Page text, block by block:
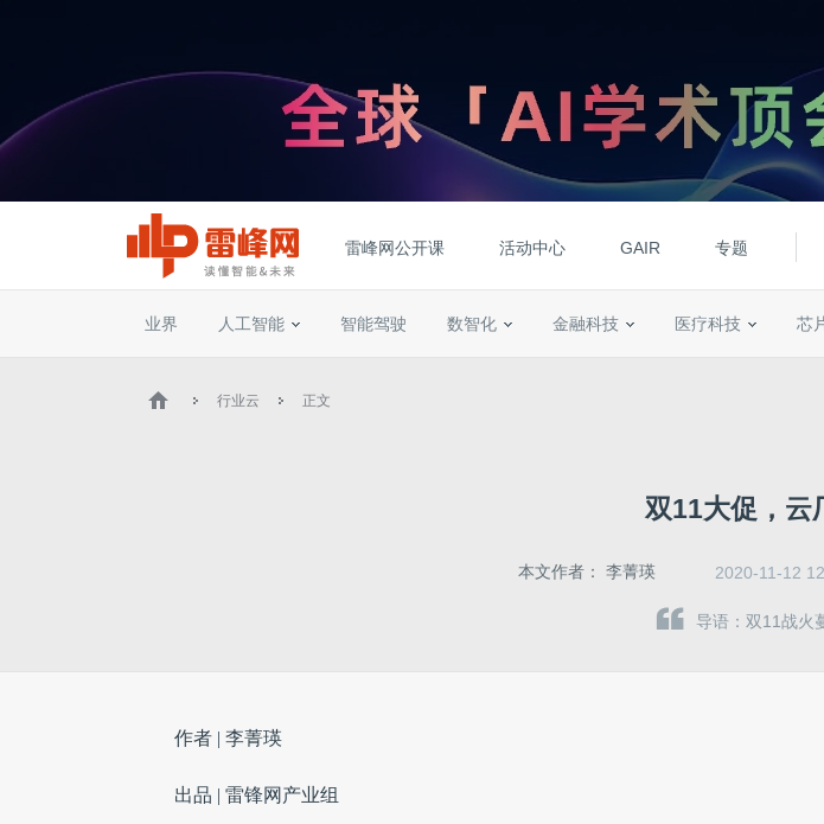
雷峰网公开课 活动中心 GAIR 专题
业界 人工智能 智能驾驶 数智化 金融科技 医疗科技 芯
行业云 正文
双11大促，云
本文作者： 李菁瑛 2020-11-12
导语：双11战火
作者 | 李菁瑛
出品 | 雷锋网产业组